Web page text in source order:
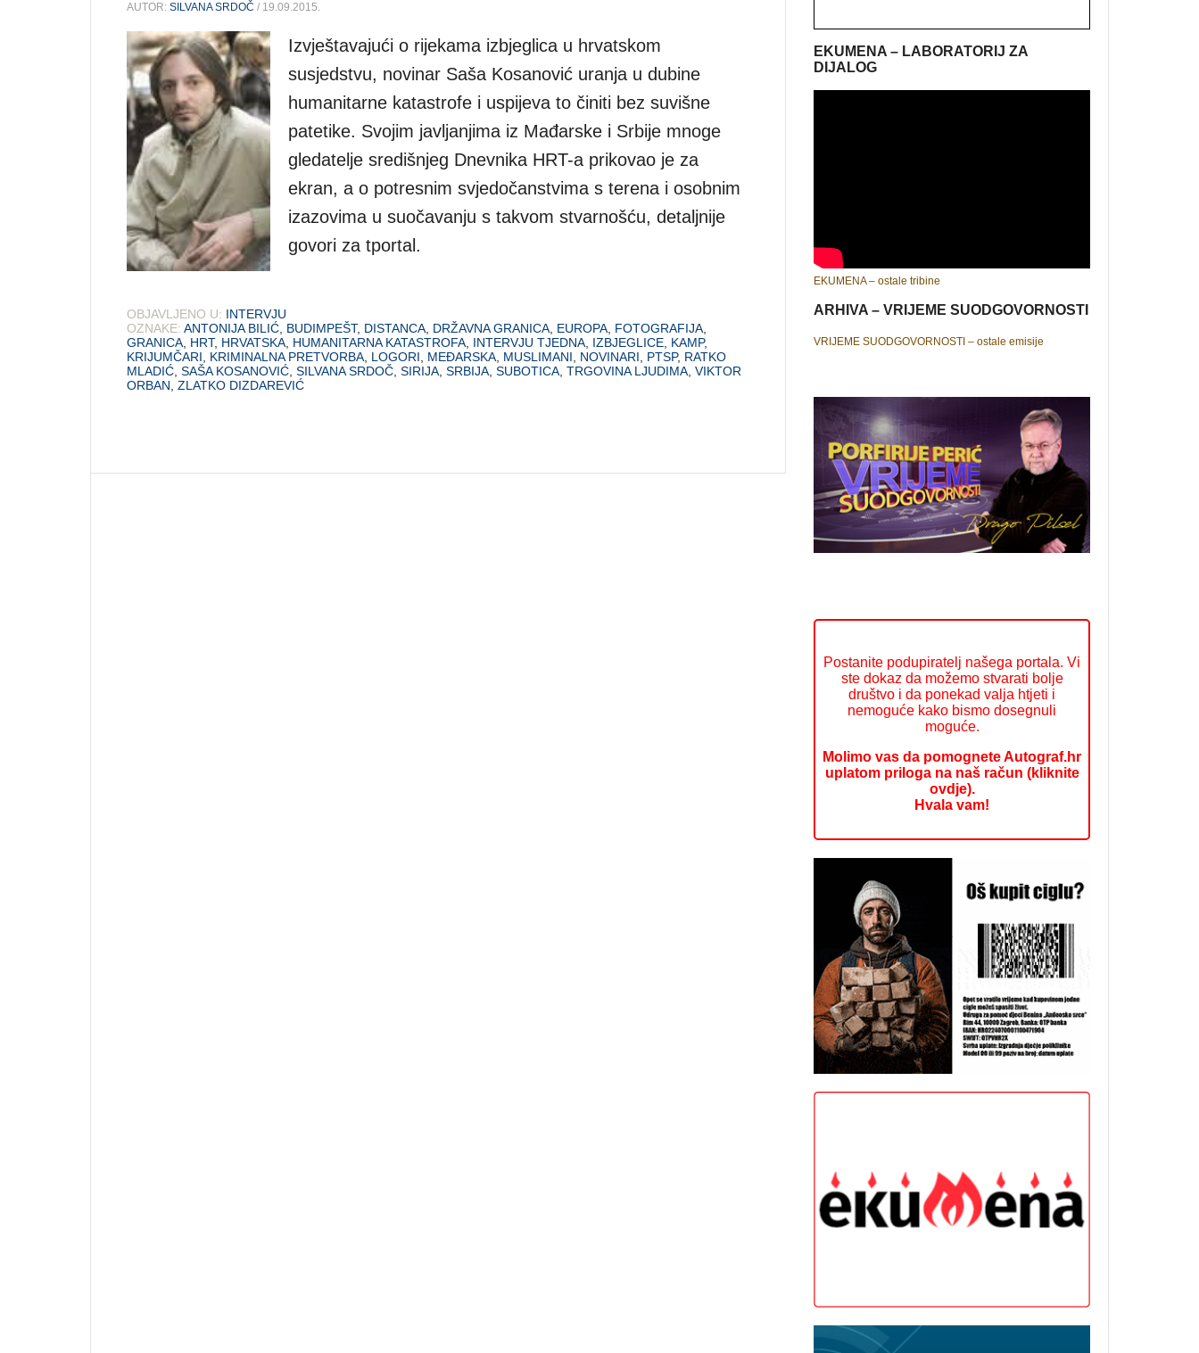
AUTOR: SILVANA SRDOČ / 19.09.2015.
Izvještavajući o rijekama izbjeglica u hrvatskom
susjedstvu, novinar Saša Kosanović uranja u dubine
humanitarne katastrofe i uspijeva to činiti bez suvišne
patetike. Svojim javljanjima iz Mađarske i Srbije mnoge
gledatelje središnjeg Dnevnika HRT-a prikovao je za
ekran, a o potresnim svjedočanstvima s terena i osobnim
izazovima u suočavanju s takvom stvarnošću, detaljnije
govori za tportal.
OBJAVLJENO U: INTERVJU
OZNAKE: ANTONIJA BILIĆ BUDIMPEŠT, DISTANCA DRŽAVNA GRANICA EUROPA FOTOGRAFIJA
GRANICA HRT, HRVATSKA HUMANITARNA KATASTROFA INTERVJU TJEDNA IZBJEGLICE KAMP,
KRIJUMČARI
KRIMINALNA PRETVORBA LOGORI MEĐARSKA MUSLIMANI NOVINARI PTSP, RATKO
MLADIĆ SAŠA KOSANOVIĆ SILVANA SRDOČ SIRIJA SRBIJA SUBOTICA TRGOVINA LJUDIMA VIKTOR
ORBAN ZLATKO DIZDAREVIĆ
EKUMENA – LABORATORIJ ZA
DIJALOG
EKUMENA – ostale tribine
ARHIVA – VRIJEME SUODGOVORNOSTI
VRIJEME SUODGOVORNOSTI – ostale emisije
Postanite podupiratelj našega portala. Vi
ste dokaz da možemo stvarati bolje
društvo i da ponekad valja htjeti i
nemoguće kako bismo dosegnuli
moguće.
Molimo vas da pomognete Autograf.hr
uplatom priloga na naš račun (kliknite
ovdje).
Hvala vam!